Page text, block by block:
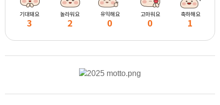
기대돼요
3
놀라워요
2
유익해요
0
고마워요
0
축하해요
1